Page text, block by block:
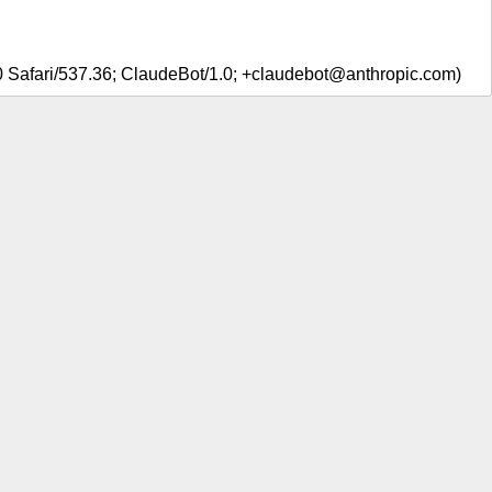
537.36; ClaudeBot/1.0; +claudebot@anthropic.com)